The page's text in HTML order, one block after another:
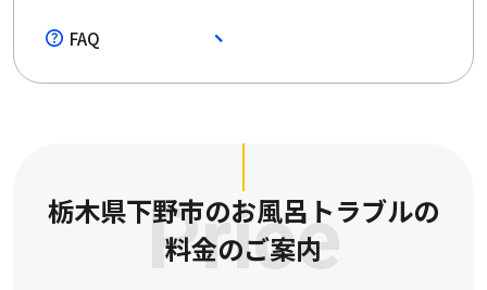
FAQ
Price
栃木県下野市のお風呂トラブルの
料金のご案内